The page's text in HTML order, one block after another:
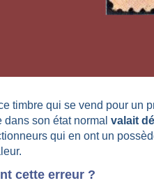
timbre qui se vend pour un
dans son état normal valait
qui en ont un
cette erreur ?